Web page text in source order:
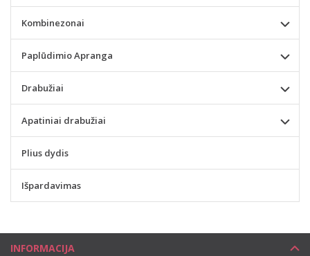
Kombinezonai
Paplūdimio Apranga
Drabužiai
Apatiniai drabužiai
Plius dydis
Išpardavimas
INFORMACIJA